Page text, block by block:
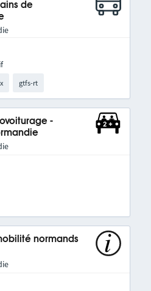
de
gtfs-rt
-
normands